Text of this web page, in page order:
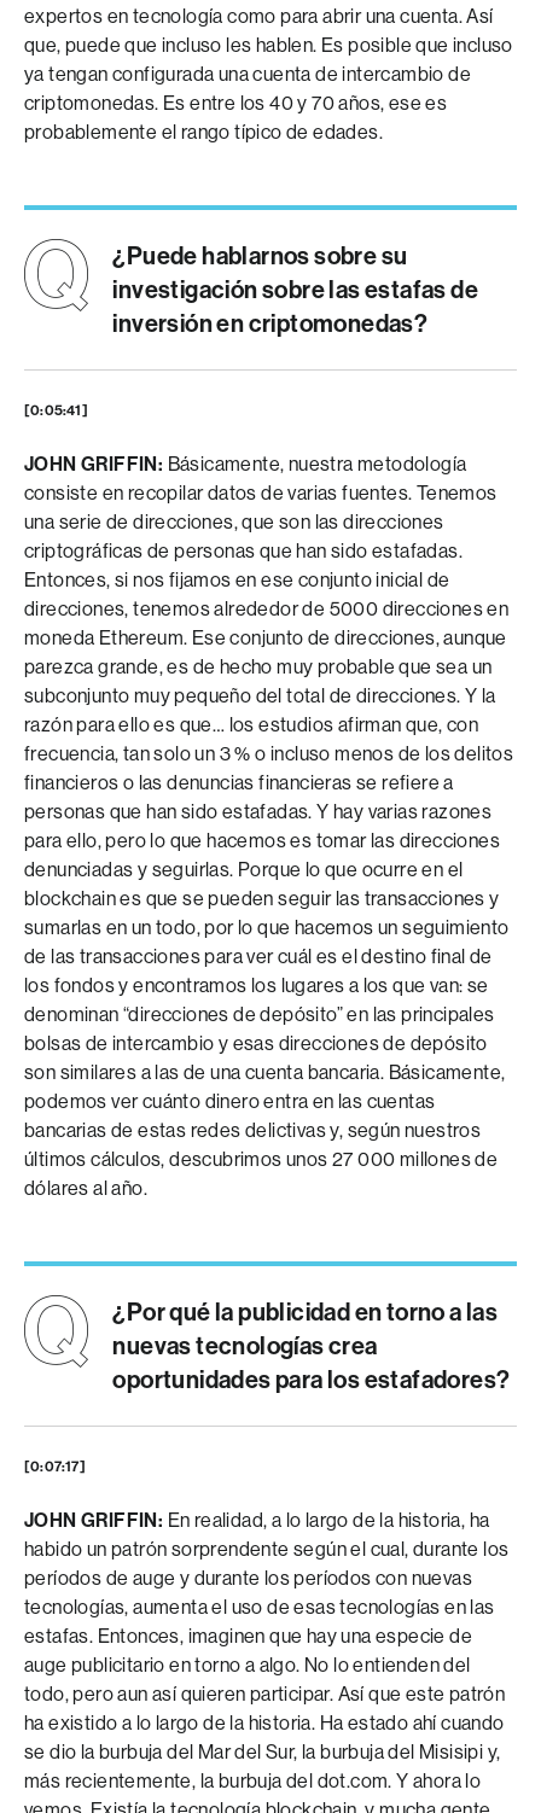
expertos en tecnología como para abrir una cuenta. Así
que, puede que incluso les hablen. Es posible que incluso
ya tengan configurada una cuenta de intercambio de
criptomonedas. Es entre los 40 y 70 años, ese es
probablemente el rango típico de edades.
¿Puede hablarnos sobre su
investigación sobre las estafas de
inversión en criptomonedas?
[0:05:41]
JOHN GRIFFIN: Básicamente, nuestra metodología
consiste en recopilar datos de varias fuentes. Tenemos
una serie de direcciones, que son las direcciones
criptográficas de personas que han sido estafadas.
Entonces, si nos fijamos en ese conjunto inicial de
direcciones, tenemos alrededor de 5000 direcciones en
moneda Ethereum. Ese conjunto de direcciones, aunque
parezca grande, es de hecho muy probable que sea un
subconjunto muy pequeño del total de direcciones. Y la
razón para ello es que… los estudios afirman que, con
frecuencia, tan solo un 3 % o incluso menos de los delitos
financieros o las denuncias financieras se refiere a
personas que han sido estafadas. Y hay varias razones
para ello, pero lo que hacemos es tomar las direcciones
denunciadas y seguirlas. Porque lo que ocurre en el
blockchain es que se pueden seguir las transacciones y
sumarlas en un todo, por lo que hacemos un seguimiento
de las transacciones para ver cuál es el destino final de
los fondos y encontramos los lugares a los que van: se
denominan “direcciones de depósito” en las principales
bolsas de intercambio y esas direcciones de depósito
son similares a las de una cuenta bancaria. Básicamente,
podemos ver cuánto dinero entra en las cuentas
bancarias de estas redes delictivas y, según nuestros
últimos cálculos, descubrimos unos 27 000 millones de
dólares al año.
¿Por qué la publicidad en torno a las
nuevas tecnologías crea
oportunidades para los estafadores?
[0:07:17]
JOHN GRIFFIN: En realidad, a lo largo de la historia, ha
habido un patrón sorprendente según el cual, durante los
períodos de auge y durante los períodos con nuevas
tecnologías, aumenta el uso de esas tecnologías en las
estafas. Entonces, imaginen que hay una especie de
auge publicitario en torno a algo. No lo entienden del
todo, pero aun así quieren participar. Así que este patrón
ha existido a lo largo de la historia. Ha estado ahí cuando
se dio la burbuja del Mar del Sur, la burbuja del Misisipi y,
más recientemente, la burbuja del dot.com. Y ahora lo